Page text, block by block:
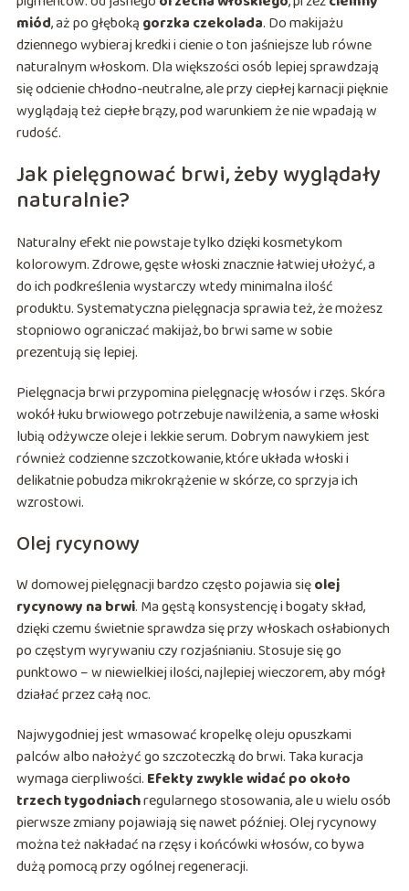
miód, aż po głęboką gorzka czekolada. Do makijażu
dziennego wybieraj kredki i cienie o ton jaśniejsze lub równe
naturalnym włoskom. Dla większości osób lepiej sprawdzają
się odcienie chłodno-neutralne, ale przy ciepłej karnacji pięknie
wyglądają też ciepłe brązy, pod warunkiem że nie wpadają w
rudość.
Jak pielęgnować brwi, żeby wyglądały
naturalnie?
Naturalny efekt nie powstaje tylko dzięki kosmetykom
kolorowym. Zdrowe, gęste włoski znacznie łatwiej ułożyć, a
do ich podkreślenia wystarczy wtedy minimalna ilość
produktu. Systematyczna pielęgnacja sprawia też, że możesz
stopniowo ograniczać makijaż, bo brwi same w sobie
prezentują się lepiej.
Pielęgnacja brwi przypomina pielęgnację włosów i rzęs. Skóra
wokół łuku brwiowego potrzebuje nawilżenia, a same włoski
lubią odżywcze oleje i lekkie serum. Dobrym nawykiem jest
również codzienne szczotkowanie, które układa włoski i
delikatnie pobudza mikrokrążenie w skórze, co sprzyja ich
wzrostowi.
Olej rycynowy
W domowej pielęgnacji bardzo często pojawia sięolej
rycynowy na brwi. Ma gęstą konsystencję i bogaty skład,
dzięki czemu świetnie sprawdza się przy włoskach osłabionych
po częstym wyrywaniu czy rozjaśnianiu. Stosuje się go
punktowo – w niewielkiej ilości, najlepiej wieczorem, aby mógł
działać przez całą noc.
Najwygodniej jest wmasować kropelkę oleju opuszkami
palców albo nałożyć go szczoteczką do brwi. Taka kuracja
wymaga cierpliwości. Efekty zwykle widać po około
trzech tygodniachregularnego stosowania, ale u wielu osób
pierwsze zmiany pojawiają się nawet później. Olej rycynowy
można też nakładać na rzęsy i końcówki włosów, co bywa
dużą pomocą przy ogólnej regeneracji.